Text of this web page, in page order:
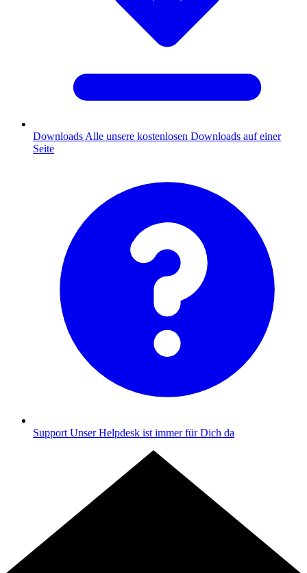
Downloads Alle unsere kostenlosen Downloads auf einer
Seite
Support Unser Helpdesk ist immer für Dich da